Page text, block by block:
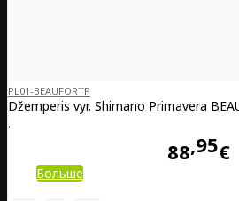
PL01-BEAUFORTP
Džemperis vyr. Shimano Primavera
..
88 95€
Больше